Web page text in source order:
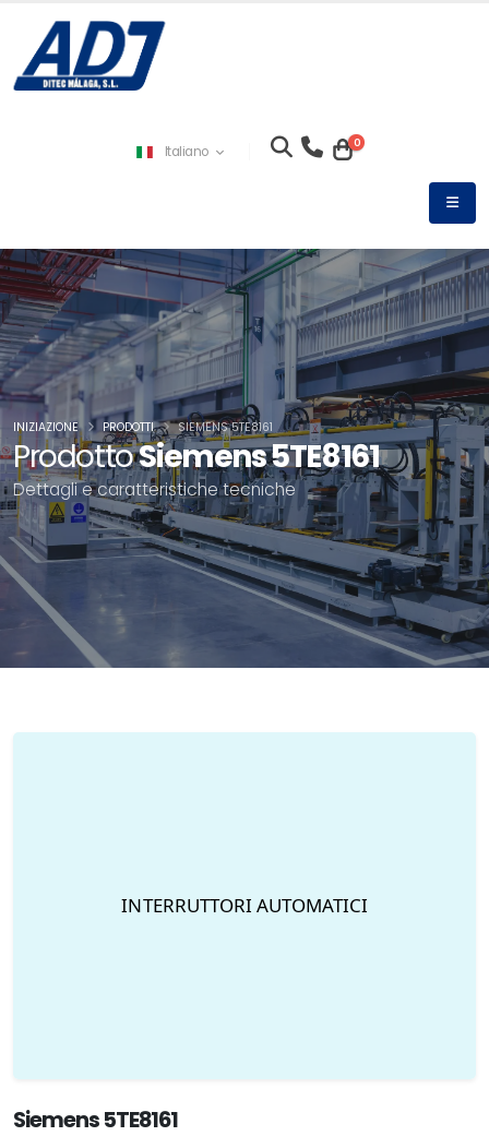
Italiano 0
ProdottoSiemens 5TE8161
Dettagli e caratteristiche tecniche
INIZIAZIONE PRODOTTI SIEMENS 5TE8161
Siemens 5TE8161